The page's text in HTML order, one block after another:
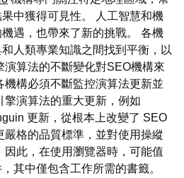
中獲得可見性。 人工智慧和機
遇，也帶來了新的挑戰。 各機
人類專業知識之間找到平衡，以
算法的不斷變化對SEO機構來
構必須不斷監控演算法更新並
演算法的重大更新，例如
更新，從根本上改變了 SEO
格的品質標準，並對使用操縱
此，在使用瀏覽器時，可能值
其中僅包含工作所需的書籤。